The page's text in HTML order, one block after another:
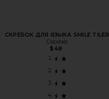
СКРЕБОК ДЛЯ ЯЗЫКА SMILE TILER
Cocolab
$48